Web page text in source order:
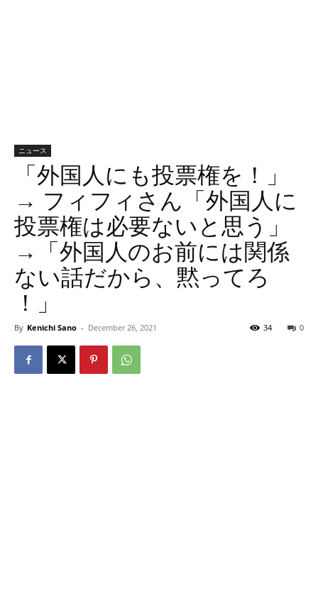
ニュース
「外国人にも投票権を！」
→ フィフィさん「外国人に
投票権は必要ないと思う」
→「外国人のお前には関係
ない話だから、黙ってろ
！」
By Kenichi Sano - December 26, 2021 0
34